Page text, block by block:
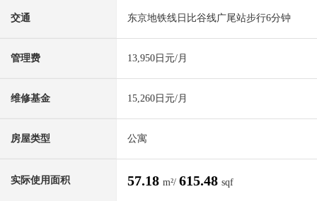
交通 东京地铁线日比谷线广尾站步行6分钟
管理费 13,950日元/月
维修基金 15,260日元/月
房屋类型 公寓
实际使用面积 57.18 m²/ 615.48 sqf